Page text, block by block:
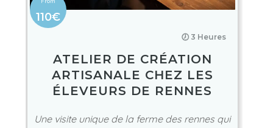
110€
🕖 3 Heures
ATELIER DE CRÉATION
ARTISANALE CHEZ LES
ÉLEVEURS DE RENNES
Une visite unique de la ferme des rennes qui